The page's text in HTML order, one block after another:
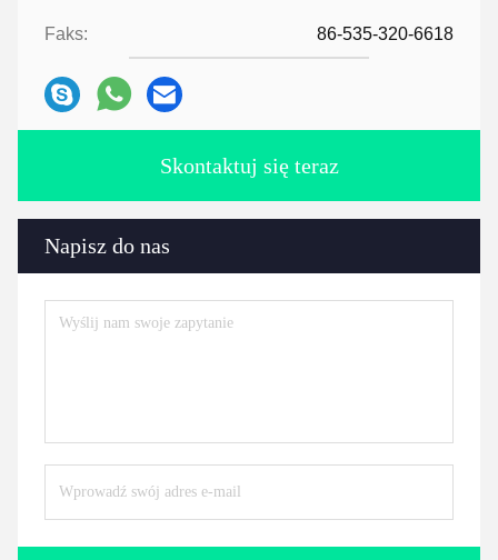
Faks: 86-535-320-6618
Skontaktuj się teraz
Napisz do nas